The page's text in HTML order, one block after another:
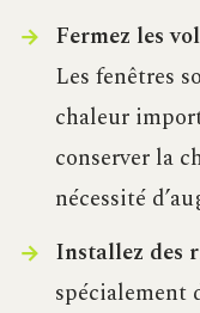
Fermez les
Les fenêtres
chaleur
conserver la
nécessité
Installez des
spécialement